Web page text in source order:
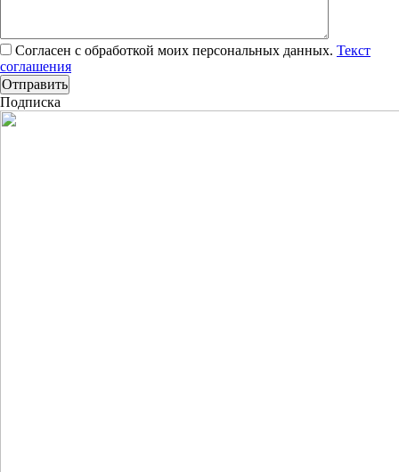
Согласен с обработкой моих персональных данных. Текст
соглашения
Подписка